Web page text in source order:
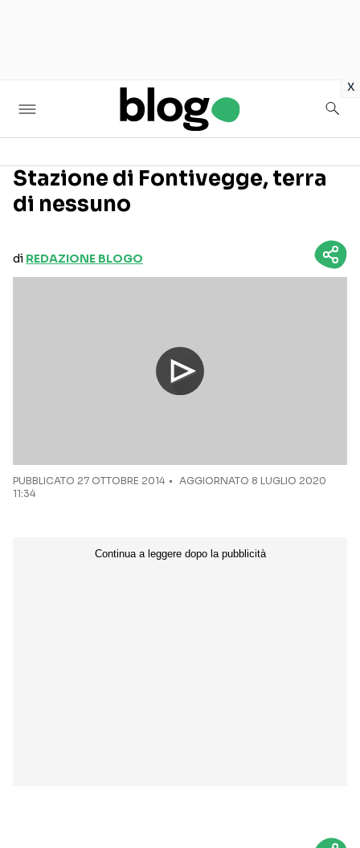
x
Seguici sui social
Stazione di Fontivegge, terra
di nessuno
di REDAZIONE BLOGO
PUBBLICATO 27 OTTOBRE 2014
AGGIORNATO 8 LUGLIO 2020
11:34